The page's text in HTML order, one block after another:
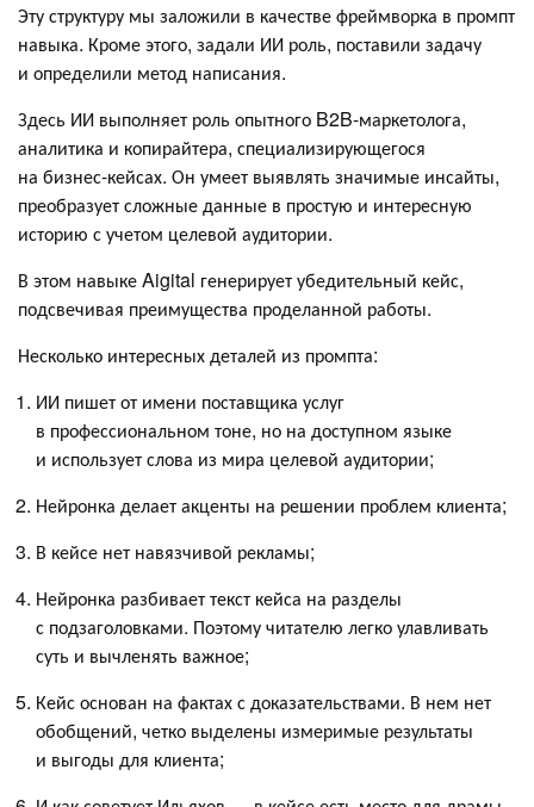
Эту структуру мы заложили в качестве фреймворка в промпт
навыка. Кроме этого, задали ИИ роль, поставили задачу
и определили метод написания.
Здесь ИИ выполняет роль опытного B2B-маркетолога,
аналитика и копирайтера, специализирующегося
на бизнес-кейсах. Он умеет выявлять значимые инсайты,
преобразует сложные данные в простую и интересную
историю с учетом целевой аудитории.
В этом навыке Aigital генерирует убедительный кейс,
подсвечивая преимущества проделанной работы.
Несколько интересных деталей из промпта:
ИИ пишет от имени поставщика услуг
в профессиональном тоне, но на доступном языке
и использует слова из мира целевой аудитории;
Нейронка делает акценты на решении проблем клиента;
В кейсе нет навязчивой рекламы;
Нейронка разбивает текст кейса на разделы
с подзаголовками. Поэтому читателю легко улавливать
суть и вычленять важное;
Кейс основан на фактах с доказательствами. В нем нет
обобщений, четко выделены измеримые результаты
и выгоды для клиента;